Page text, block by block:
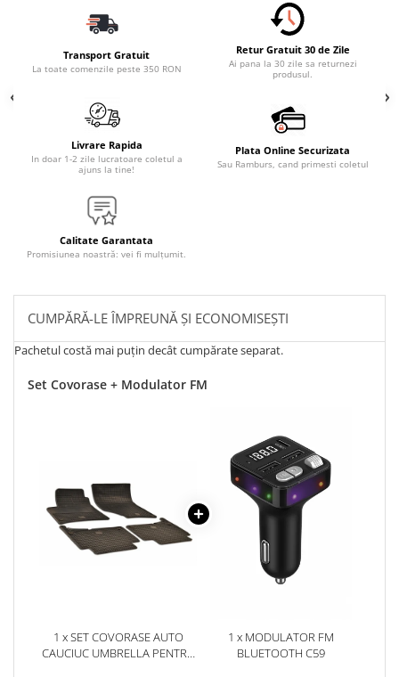
Transport Gratuit
La toate comenzile peste 350 RON
Retur Gratuit 30 de Zile
Ai pana la 30 zile sa returnezi
produsul.
Livrare Rapida
In doar 1-2 zile lucratoare coletul a
ajuns la tine!
Plata Online Securizata
Sau Ramburs, cand primesti coletul
Calitate Garantata
Promisiunea noastră: vei fi mulțumit.
CUMPĂRĂ-LE ÎMPREUNĂ ȘI ECONOMISEȘTI
Pachetul costă mai puțin decât cumpărate separat.
Set Covorase + Modulator FM
1 x SET COVORASE AUTO
CAUCIUC UMBRELLA PENTRU
1 x MODULATOR FM
BLUETOOTH C59